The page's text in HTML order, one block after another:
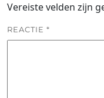
Vereiste velden zijn
REACTIE *